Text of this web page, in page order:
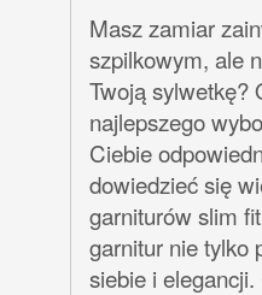
Masz zamiar
szpilkowym, ale
Twoją sylwetkę?
najlepszego
Ciebie
dowiedzieć się
garniturów slim
garnitur nie tylko
siebie i